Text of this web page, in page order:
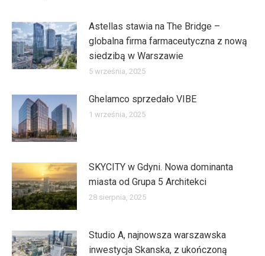
Astellas stawia na The Bridge –
globalna firma farmaceutyczna z nową
siedzibą w Warszawie
5 września, 2025
Ghelamco sprzedało VIBE
1 września, 2025
SKYCITY w Gdyni. Nowa dominanta
miasta od Grupa 5 Architekci
28 sierpnia, 2025
Studio A, najnowsza warszawska
inwestycja Skanska, z ukończoną